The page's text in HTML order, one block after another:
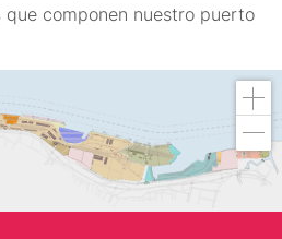
componen nuestro puerto